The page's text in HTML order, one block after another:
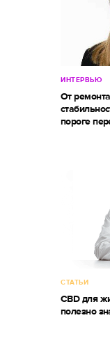
ИНТЕРВЬЮ
От
пороге
СТАТЬИ
CBD для
полезно